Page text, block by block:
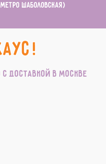
Шаболовская)
доставкой в Москве